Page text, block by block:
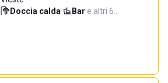
Doccia calda· Bar·e altri 6…